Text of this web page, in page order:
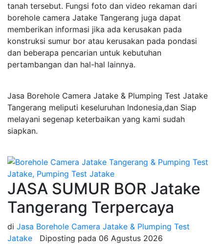
tanah tersebut. Fungsi foto dan video rekaman dari
borehole camera Jatake Tangerang juga dapat
memberikan informasi jika ada kerusakan pada
konstruksi sumur bor atau kerusakan pada pondasi
dan beberapa pencarian untuk kebutuhan
pertambangan dan hal-hal lainnya.
Jasa Borehole Camera Jatake & Plumping Test Jatake
Tangerang meliputi keseluruhan Indonesia,dan Siap
melayani segenap keterbaikan yang kami sudah
siapkan.
JASA SUMUR BOR Jatake
Tangerang Terpercaya
di Jasa Borehole Camera Jatake & Plumping Test
Jatake
Diposting pada 06 Agustus 2026